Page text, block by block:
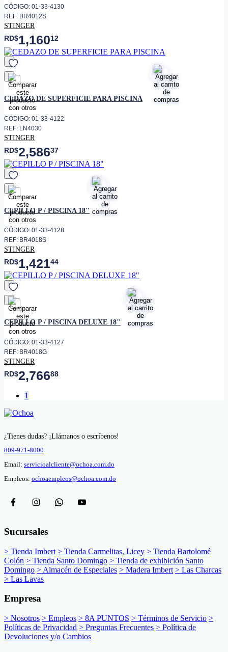
CÓDIGO: 01-33-4130
REF: BR4012S
STINGER
RD$1,16012
favorito
CEDAZO DE SUPERFICIE PARA PISCINA
CÓDIGO: 01-33-4122
REF: LN4030
STINGER
RD$2,58637
favorito
CEPILLO P / PISCINA 18"
CÓDIGO: 01-33-4128
REF: BR4018S
STINGER
RD$1,42144
favorito
CEPILLO P / PISCINA DELUXE 18"
CÓDIGO: 01-33-4127
REF: BR4018G
STINGER
RD$2,76688
1
¿Tienes dudas? ¡Llámanos o escríbenos!
809-971-8000
Email: servicioalcliente@ochoa.com.do
Empleos: ochoaempleos@ochoa.com.do
Sucursales
> Tienda Imbert > Tienda Carmelitas, Licey > Tienda Bartolomé
Colón > Tienda Santo Domingo > Tienda de exhibición Santo
Domingo > Almacén de Especiales > Madera Imbert > Las Charcas
> Las Lavas
Empresa
> Nosotros > Empleos > 8A PUNTOS > Términos de Servicio >
Políticas de Privacidad > Preguntas Frecuentes > Política de
Devoluciones y/o Cambios